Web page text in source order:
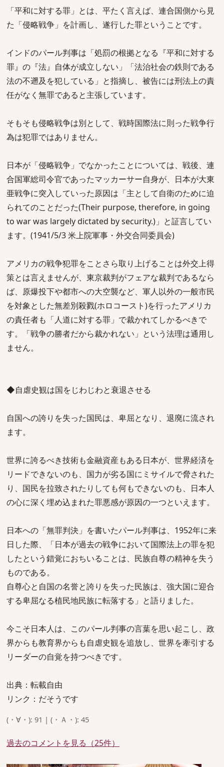
「平和に対する罪」とは、平たく言えば、連合国側から見
た「侵略戦争」を計画し、遂行した罪ということです。
インドのパール判事は「処罰の根拠となる『平和に対する
罪』の『法』自体が成立しない」「法治社会の鉄則である
法の不遡及を犯している」と指摘し、被告には刑法上の責
任がなく無罪であると主張しています。
そもそも侵略戦争は別として、戦時国際法に則った戦争行
為は犯罪ではありません。
日本が「侵略戦争」でなかったことについては、戦後、連
合国軍総司令官であったマッカーサー自身が、日本が大東
亜戦争に突入していった原因は「主として自衛のために迫
られてのことだった(Their purpose, therefore, in going
to war was largely dictated by security.)」と証言してい
ます。(1941/5/3 米上院軍事・外交合同委員会)
アメリカの戦争犯罪をことさら取り上げることは外交上得
策とは言えませんが、東京裁判がフェアな裁判であるなら
ば、原爆投下や都市への大空襲など、軍人以外の一般市民
を対象とした無差別殺戮(ホロコースト)を行ったアメリカ
の責任者も「人道に対する罪」で裁かれてしかるべきで
す。「戦争の勝者だから裁かれない」という法理は通用し
ません。
◆自虐史観は国をじわじわと衰退させる
自国への誇りを失った国民は、卑屈となり、退廃に流され
ます。
世界に誇るべき技術も金融資産もある日本が、世界経済を
リードできないのも、国力が劣る国にミサイルで脅された
り、国民を拉致されたりしても何もできないのも、日本人
の心に深く埋め込まれた罪悪感が原因の一つといえます。
日本への「無罪判決」を書いたパール判事は、1952年に来
日した際、「日本が過去の戦争において国際法上の罪を犯
したという錯覚におちいることは、民族自尊の精神を失う
ものである。
自尊心と自国の名誉と誇りを失った民族は、強大国に迎合
する卑屈なる植民地民族に転落する」と語りました。
今こそ日本人は、このパール判事の言葉を思い起こし、政
界からも教育界からも自虐史観を追放し、世界を牽引する
リーダーの自覚を持つべきです。
出典：転載自由
リンク：だそうです
(・∀・): 91 | (・Ａ・): 45
過去のコメントを見る（25件）